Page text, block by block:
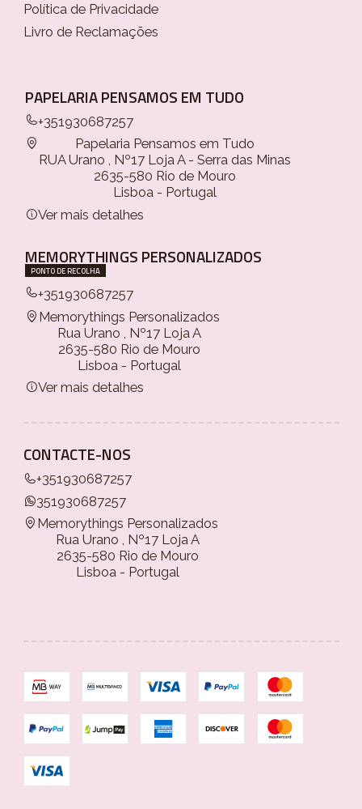
Política de Privacidade
Livro de Reclamações
PAPELARIA PENSAMOS EM TUDO
+351930687257
Papelaria Pensamos em Tudo
RUA Urano , Nº17 Loja A - Serra das Minas
2635-580 Rio de Mouro
Lisboa - Portugal
Ver mais detalhes
MEMORYTHINGS PERSONALIZADOS
PONTO DE RECOLHA
+351930687257
Memorythings Personalizados
Rua Urano , Nº17 Loja A
2635-580 Rio de Mouro
Lisboa - Portugal
Ver mais detalhes
CONTACTE-NOS
+351930687257
351930687257
Memorythings Personalizados
Rua Urano , Nº17 Loja A
2635-580 Rio de Mouro
Lisboa - Portugal